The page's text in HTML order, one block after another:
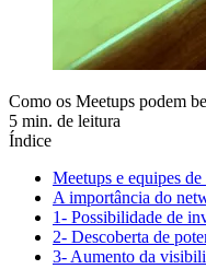
Como os Meetups podem
5 min. de leitura
Índice
Meetups e equipes
A importância do
1- Possibilidade de
2- Descoberta de
3- Aumento da